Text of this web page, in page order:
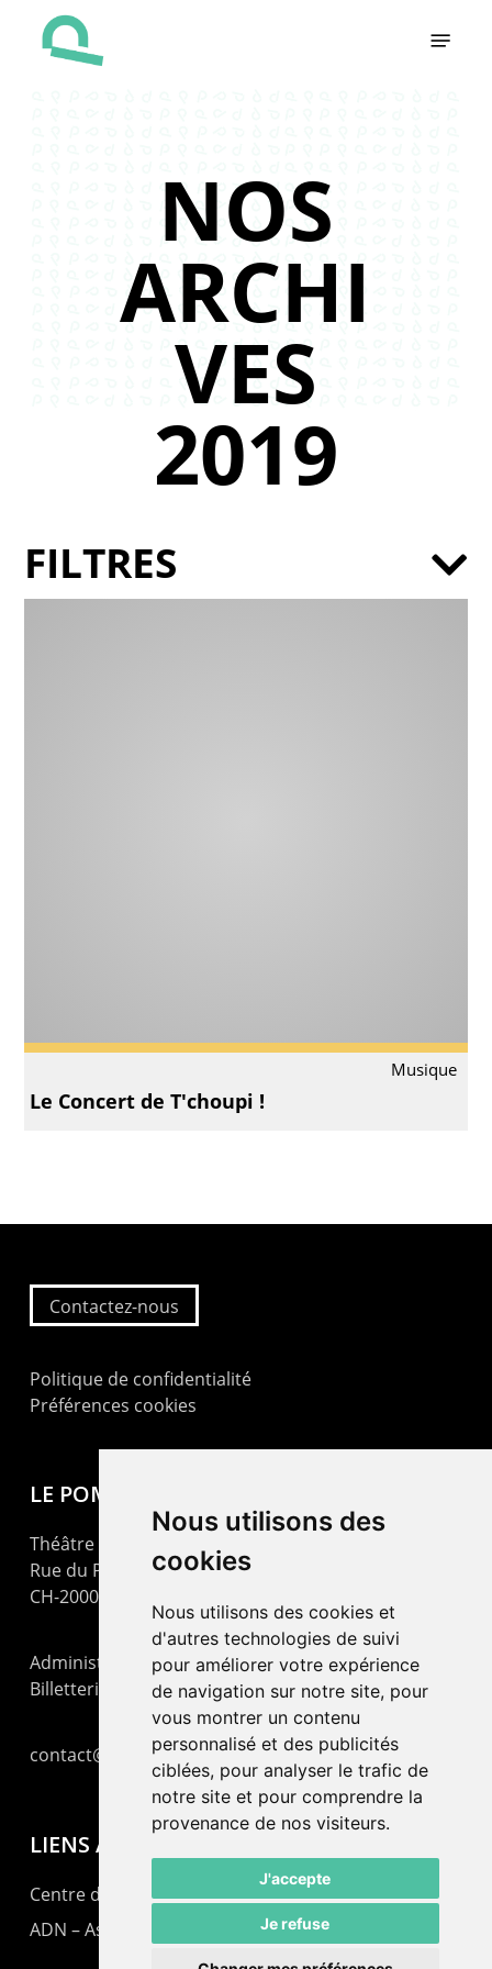
Nous utilisons des
cookies
Nous utilisons des cookies et
d'autres technologies de suivi
pour améliorer votre expérience
de navigation sur notre site, pour
vous montrer un contenu
personnalisé et des publicités
ciblées, pour analyser le trafic de
notre site et pour comprendre la
provenance de nos visiteurs.
J'accepte
Je refuse
NOS
ARCHI
VES
2019
Musique
Le Concert de T'choupi !
FILTRES
Contactez-nous
Politique de confidentialité
Préférences cookies
LE POMMIER
Théâtre – Centre Culturel Neuchâtelois
Rue du Pommier 9
CH-2000 Neuchâtel
Administration : +41 32 725 03 03
Billetterie : +41 32 725 05 05
contact@lepommier.ch
LIENS AMIS
Centre de culture ABC
ADN – Association Danse Neuchâtel